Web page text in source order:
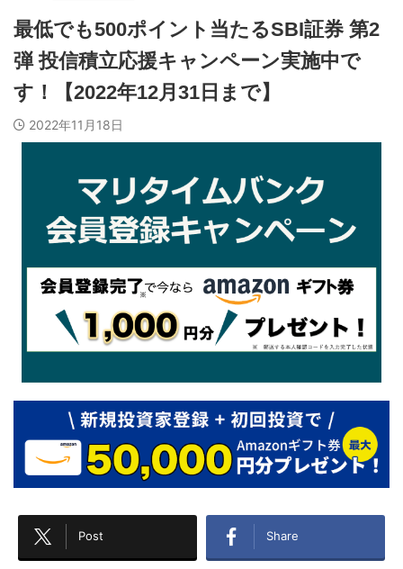
最低でも500ポイント当たるSBI証券 第2
弾 投信積立応援キャンペーン実施中で
す！【2022年12月31日まで】
2022年11月18日
Post Share